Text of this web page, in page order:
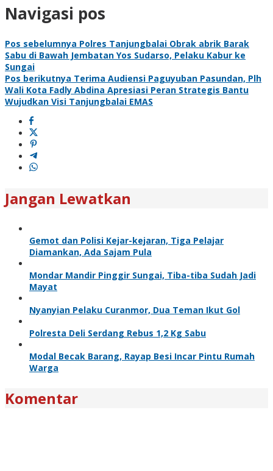
Navigasi pos
Pos sebelumnya Polres Tanjungbalai Obrak abrik Barak
Sabu di Bawah Jembatan Yos Sudarso, Pelaku Kabur ke
Sungai
Pos berikutnya Terima Audiensi Paguyuban Pasundan, Plh
Wali Kota Fadly Abdina Apresiasi Peran Strategis Bantu
Wujudkan Visi Tanjungbalai EMAS
Jangan Lewatkan
Gemot dan Polisi Kejar-kejaran, Tiga Pelajar
Diamankan, Ada Sajam Pula
Mondar Mandir Pinggir Sungai, Tiba-tiba Sudah Jadi
Mayat
Nyanyian Pelaku Curanmor, Dua Teman Ikut Gol
Polresta Deli Serdang Rebus 1,2 Kg Sabu
Modal Becak Barang, Rayap Besi Incar Pintu Rumah
Warga
Komentar